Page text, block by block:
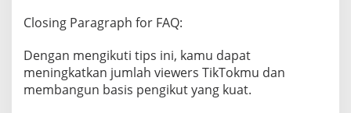
Closing Paragraph for FAQ:
Dengan mengikuti tips ini, kamu dapat
meningkatkan jumlah viewers TikTokmu dan
membangun basis pengikut yang kuat.